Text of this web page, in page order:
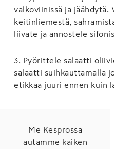
valkoviinissä ja jäähdytä.
keitinliemestä,
liivate ja annostele
3
Pyörittele salaatti
salaatti suihkauttamalla
etikkaa juuri ennen kuin
Me Kesprossa
autamme kaiken